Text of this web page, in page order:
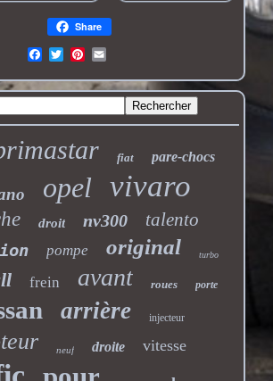
Share
fiat pare-chocs
opel vivaro
droit nv300 talento
pompe original turbo
frein avant roues porte
arrière injecteur
neuf droite vitesse